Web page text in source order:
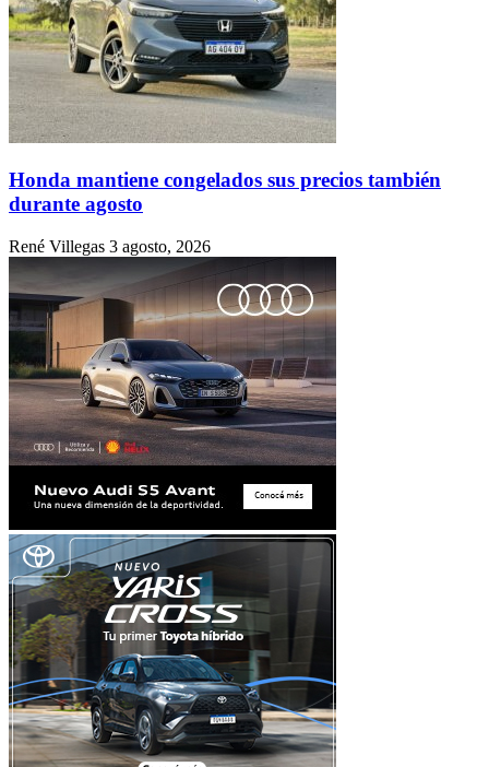
Honda mantiene congelados sus precios también
durante agosto
René Villegas 3 agosto, 2026